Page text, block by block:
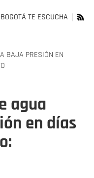
BOGOTÁ TE ESCUCHA
BAJA PRESIÓN EN
agua
en días